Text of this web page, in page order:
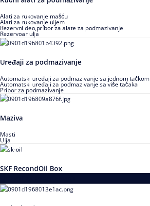
Alati za rukovanje mašću
Alati za rukovanje uljem
Rezervni deo,pribor za alate za podmazivanje
Rezervoar ulja
Uređaji za podmazivanje
Automatski uređaji za podmazivanje sa jednom tačkom
Automatski uređaji za podmazivanje sa više tačaka
Pribor za podmazivanje
Maziva
Masti
Ulja
SKF RecondOil Box